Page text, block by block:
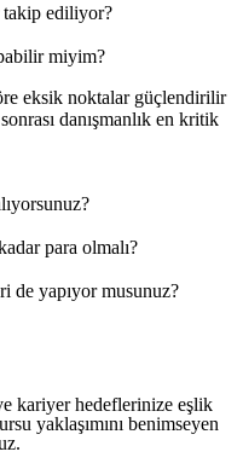
takip ediliyor?
miyim?
eksik noktalar güçlendirilir
danışmanlık en kritik
para olmalı?
de yapıyor musunuz?
kariyer hedeflerinize eşlik
yaklaşımını benimseyen